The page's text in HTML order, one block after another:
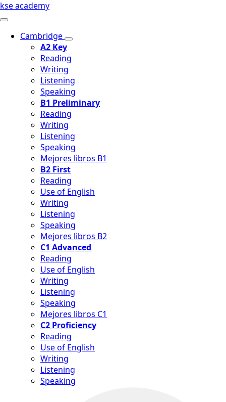
kse academy
Cambridge
A2 Key
Reading
Writing
Listening
Speaking
B1 Preliminary
Reading
Writing
Listening
Speaking
Mejores libros B1
B2 First
Reading
Use of English
Writing
Listening
Speaking
Mejores libros B2
C1 Advanced
Reading
Use of English
Writing
Listening
Speaking
Mejores libros C1
C2 Proficiency
Reading
Use of English
Writing
Listening
Speaking